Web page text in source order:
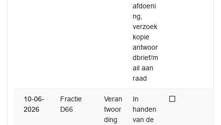
afdoeni
ng,
verzoek
kopie
antwoor
dbrief/m
ail aan
raad
10-06-
2026
Fractie
D66
Veran
twoor
ding
In
handen
van de
Niet afgedaan